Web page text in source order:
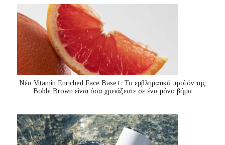
Nέα Vitamin Enriched Face Base+: Το εμβληματικό προϊόν της
Bobbi Brown είναι όσα χρειάζεστε σε ένα μόνο βήμα